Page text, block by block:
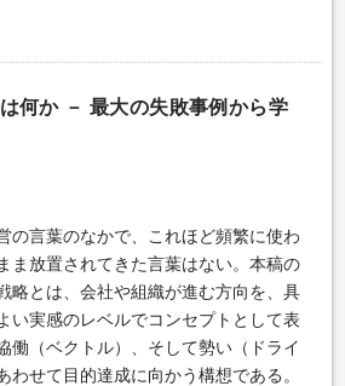
何か － 最大の失敗事例から学
の言葉のなかで、これほど頻繁に使わ
ま放置されてきた言葉はない。本稿の
略とは、会社や組織が進む方向を、具
い実感のレベルでコンセプトとして表
働（ベクトル）、そして勢い（ドライ
わせて目的達成に向かう構想である。